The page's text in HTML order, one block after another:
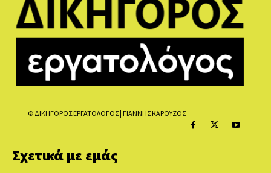
© ΔΙΚΗΓΟΡΟΣ ΕΡΓΑΤΟΛΟΓΟΣ | ΓΙΑΝΝΗΣ ΚΑΡΟΥΖΟΣ
Σχετικά με εμάς